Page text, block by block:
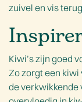
zuivel en vis
Kiwi’s zijn goed
Zo zorgt een kiwi
de verkwikkende